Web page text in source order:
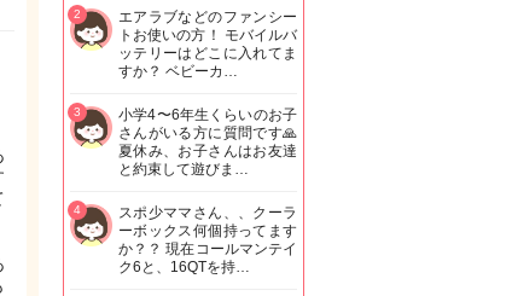
エアラブなどのファンシー
トお使いの方！ モバイルバ
ッテリーはどこに入れてま
すか？ ベビーカ…
2
小学4〜6年生くらいのお子
さんがいる方に質問です🙏
夏休み、お子さんはお友達
と約束して遊びま…
3
スポ少ママさん、、クーラ
ーボックス何個持ってます
か？？ 現在コールマンテイ
ク6と、16QTを持…
4